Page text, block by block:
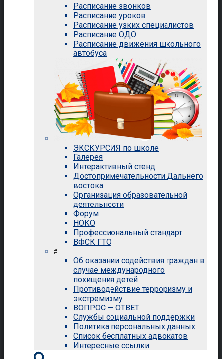
Расписание звонков
Расписание уроков
Расписание узких специалистов
Расписание ОДО
Расписание движения школьного
автобуса
ЭКСКУРСИЯ по школе
Галерея
Интерактивный стенд
Достопримечательности Дальнего
востока
Организация образовательной
деятельности
Форум
НОКО
Профессиональный стандарт
ВФСК ГТО
#
Об оказании содействия граждан в
случае международного
похищения детей
Противодействие терроризму и
экстремизму
ВОПРОС — ОТВЕТ
Службы социальной поддержки
Политика персональных данных
Список бесплатных адвокатов
Интересные ссылки